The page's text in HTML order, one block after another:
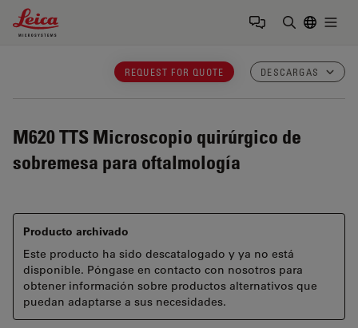
Leica Microsystems Logo
REQUEST FOR QUOTE DESCARGAS
M620 TTS Microscopio quirúrgico de
sobremesa para oftalmología
Producto archivado
Este producto ha sido descatalogado y ya no está
disponible. Póngase en contacto con nosotros para
obtener información sobre productos alternativos que
puedan adaptarse a sus necesidades.